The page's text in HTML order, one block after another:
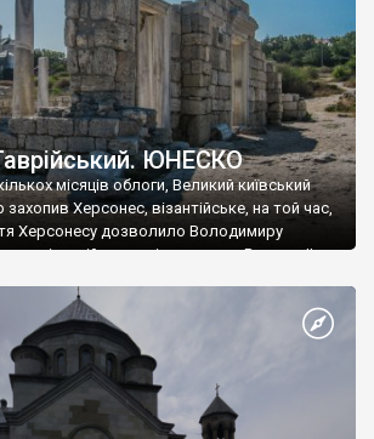
ЮНЕСКО
місяців облоги, Великий київський
Херсонес, візантійське, на той час,
Херсонесу дозволило Володимиру
візантійському імператору Василю ІІ, та
язичник, став Василем-християнином.
Русі. На честь Херсонесу Таврійського